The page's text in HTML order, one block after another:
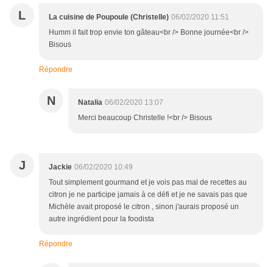
L La cuisine de Poupoule (Christelle) 06/02/2020 11:51
Humm il fait trop envie ton gâteau<br /> Bonne journée<br />
Bisous
Répondre
N Natalia 06/02/2020 13:07
Merci beaucoup Christelle !<br /> Bisous
J Jackie 06/02/2020 10:49
Tout simplement gourmand et je vois pas mal de recettes au
citron je ne participe jamais à ce défi et je ne savais pas que
Michèle avait proposé le citron , sinon j'aurais proposé un
autre ingrédient pour la foodista
Répondre